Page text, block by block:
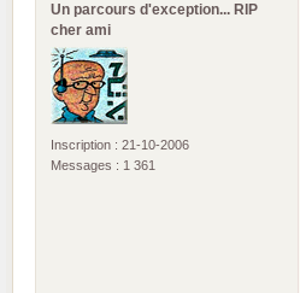
Un parcours d'exception... RIP
cher ami
Inscription : 21-10-2006
Messages : 1 361